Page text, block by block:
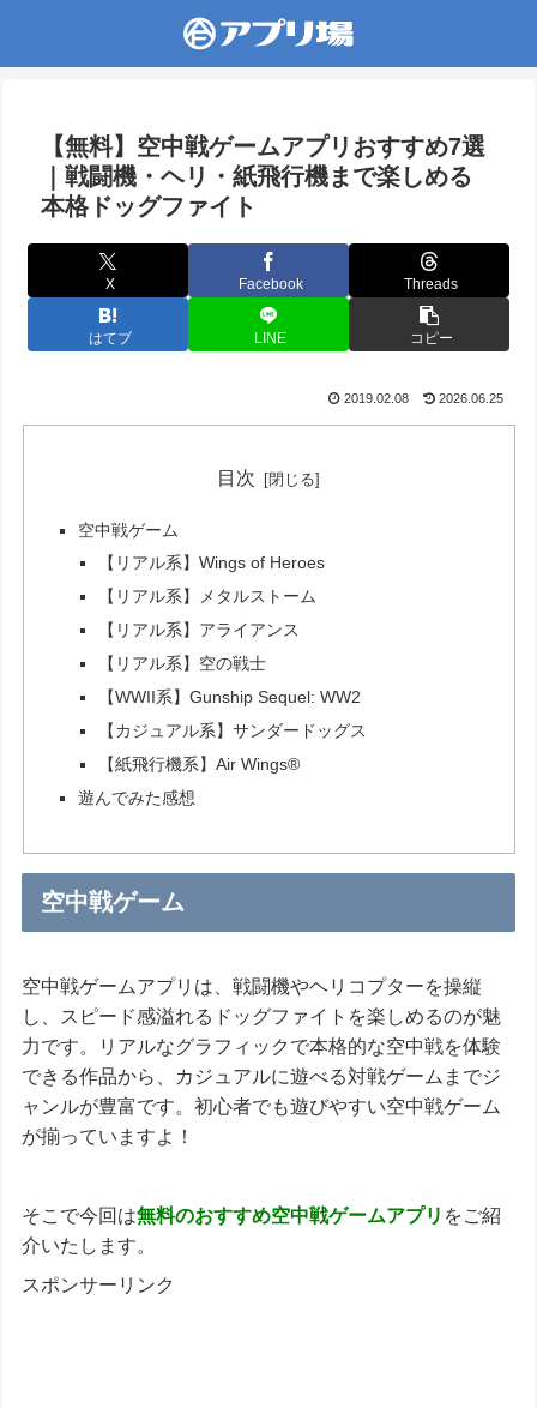
【無料】空中戦ゲームアプリおすすめ7選
｜戦闘機・ヘリ・紙飛行機まで楽しめる
本格ドッグファイト
X Facebook Threads
はてブ LINE コピー
2019.02.08 2026.06.25
目次
空中戦ゲーム
【リアル系】Wings of Heroes
【リアル系】メタルストーム
【リアル系】アライアンス
【リアル系】空の戦士
【WWII系】Gunship Sequel: WW2
【カジュアル系】サンダードッグス
【紙飛行機系】Air Wings®
遊んでみた感想
空中戦ゲーム
空中戦ゲームアプリは、戦闘機やヘリコプターを操縦
し、スピード感溢れるドッグファイトを楽しめるのが魅
力です。リアルなグラフィックで本格的な空中戦を体験
できる作品から、カジュアルに遊べる対戦ゲームまでジ
ャンルが豊富です。初心者でも遊びやすい空中戦ゲーム
が揃っていますよ！
そこで今回は無料のおすすめ空中戦ゲームアプリ をご紹
介いたします。
スポンサーリンク